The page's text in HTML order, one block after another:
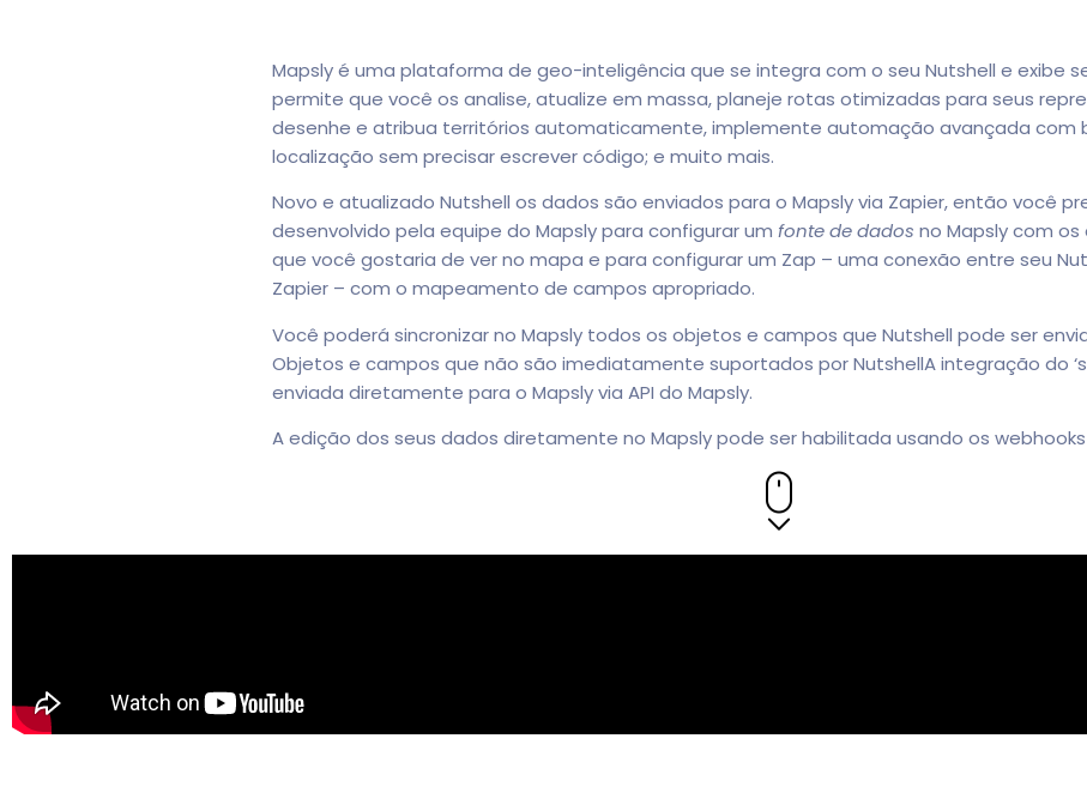
Mapsly é uma plataforma de geo-inteligência que se integra com o seu Nutshell e exibe
permite que você os analise, atualize em massa, planeje rotas otimizadas para seus
desenhe e atribua territórios automaticamente, implemente automação avançada com
localização sem precisar escrever código; e muito mais.
Novo e atualizado Nutshell os dados são enviados para o Mapsly via Zapier, então você
desenvolvido pela equipe do Mapsly para configurar um fonte de dados no Mapsly com
que você gostaria de ver no mapa e para configurar um Zap – uma conexão entre seu
Zapier – com o mapeamento de campos apropriado.
Você poderá sincronizar no Mapsly todos os objetos e campos que Nutshell pode ser
Objetos e campos que não são imediatamente suportados por NutshellA integração do
enviada diretamente para o Mapsly via API do Mapsly.
A edição dos seus dados diretamente no Mapsly pode ser habilitada usando os webhooks